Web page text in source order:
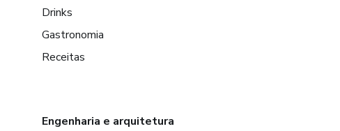
Drinks
Gastronomia
Receitas
Engenharia e arquitetura